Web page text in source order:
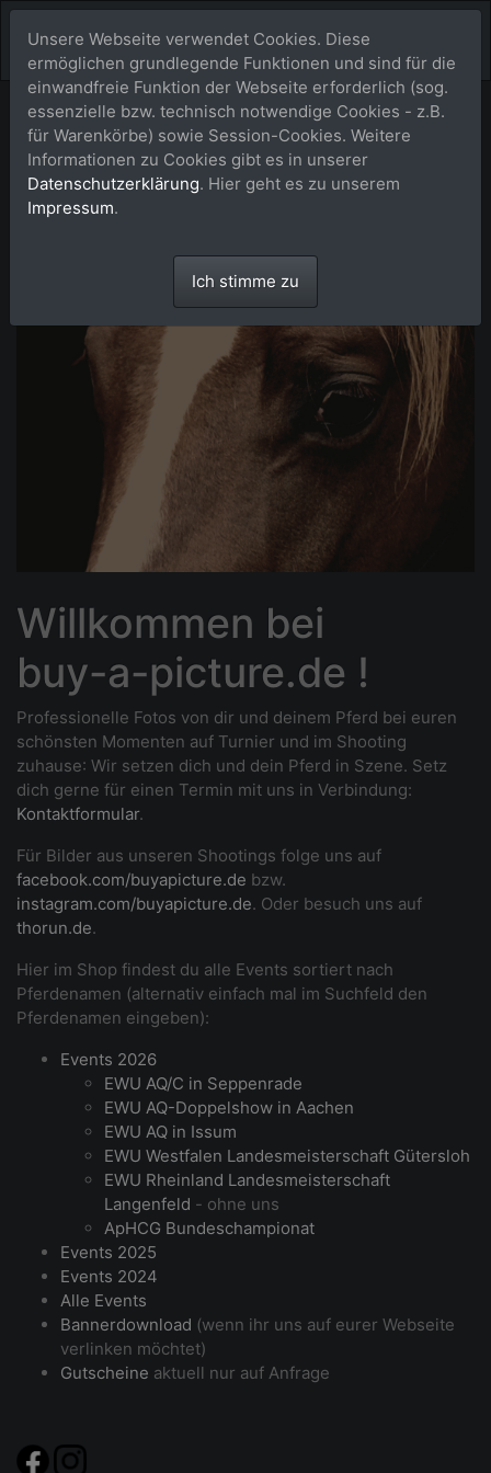
Willkommen bei
buy-a-picture.de !
Professionelle Fotos von dir und deinem Pferd bei euren
schönsten Momenten auf Turnier und im Shooting
zuhause: Wir setzen dich und dein Pferd in Szene. Setz
dich gerne für einen Termin mit uns in Verbindung:
Kontaktformular.
Für Bilder aus unseren Shootings folge uns auf
facebook.com/buyapicture.de bzw.
instagram.com/buyapicture.de. Oder besuch uns auf
thorun.de.
Hier im Shop findest du alle Events sortiert nach
Pferdenamen (alternativ einfach mal im Suchfeld den
Pferdenamen eingeben):
Events 2026
EWU AQ/C in Seppenrade
EWU AQ-Doppelshow in Aachen
EWU AQ in Issum
EWU Westfalen Landesmeisterschaft Gütersloh
EWU Rheinland Landesmeisterschaft
Langenfeld - ohne uns
ApHCG Bundeschampionat
Events 2025
Events 2024
Alle Events
Bannerdownload (wenn ihr uns auf eurer Webseite
verlinken möchtet)
Gutscheine aktuell nur auf Anfrage
Unsere Webseite verwendet Cookies. Diese
ermöglichen grundlegende Funktionen und sind für die
einwandfreie Funktion der Webseite erforderlich (sog.
essenzielle bzw. technisch notwendige Cookies - z.B.
für Warenkörbe) sowie Session-Cookies. Weitere
Informationen zu Cookies gibt es in unserer
Datenschutzerklärung. Hier geht es zu unserem
Impressum.
Ich stimme zu